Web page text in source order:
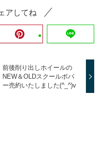
アしてね
前後削り出しホイールの
NEW＆OLDスクールボバ
ー売約いたしました(^_^)v